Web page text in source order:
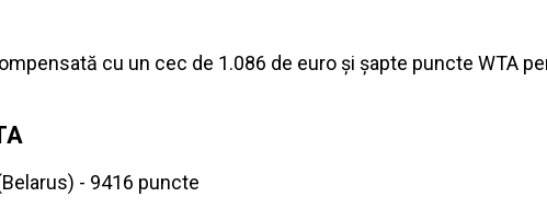
cu un cec de 1.086 de euro și șapte puncte WTA
- 9416 puncte